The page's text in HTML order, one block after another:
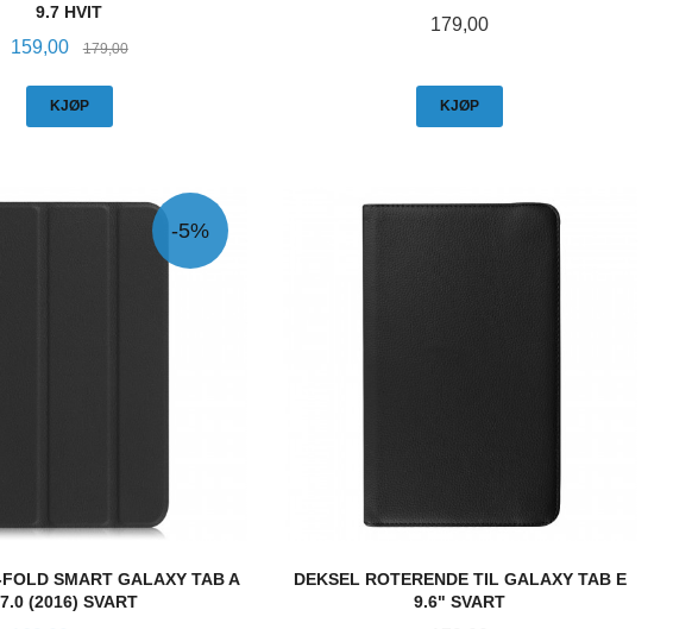
9.7 HVIT
Tilbud
159,00 179,00Rabatt
KJØP
Pris
179,00
KJØP
SMART GALAXY TAB A
7.0 (2016) SVART
-5%
DEKSEL ROTERENDE TIL GALAXY TAB E
9.6" SVART